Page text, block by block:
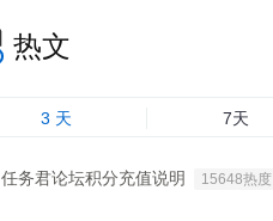
热文
3 天 7天
任务君论坛积分充值说明 15648热度